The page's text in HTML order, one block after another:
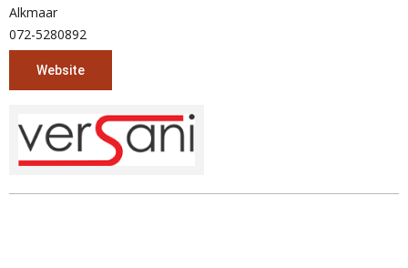
Alkmaar
072-5280892
Website